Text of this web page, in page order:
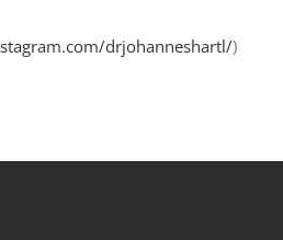
drjohanneshartl/)